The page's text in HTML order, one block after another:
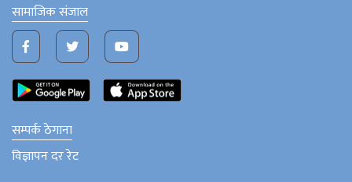
सामाजिक संजाल
सम्पर्क ठेगाना
विज्ञापन दर रेट